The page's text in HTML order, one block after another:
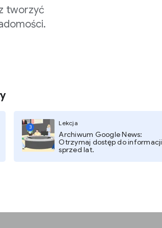
tworzyć
3
Lekcja
Archiwum Google News:
Otrzymaj dostęp do informacji
sprzed lat.